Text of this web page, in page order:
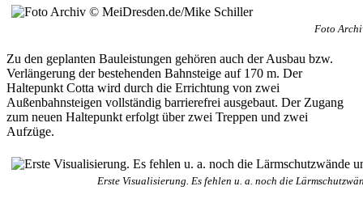
Foto
Zu den geplanten Bauleistungen gehören auch der Ausbau bzw.
Verlängerung der bestehenden Bahnsteige auf 170 m. Der
Haltepunkt Cotta wird durch die Errichtung von zwei
Außenbahnsteigen vollständig barrierefrei ausgebaut. Der Zugang
zum neuen Haltepunkt erfolgt über zwei Treppen und zwei
Aufzüge.
Erste Visualisierung. Es fehlen u. a. noch die